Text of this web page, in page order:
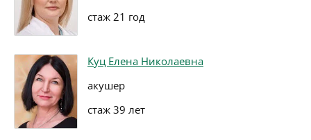
стаж 21 год
Куц Елена Николаевна
акушер
стаж 39 лет